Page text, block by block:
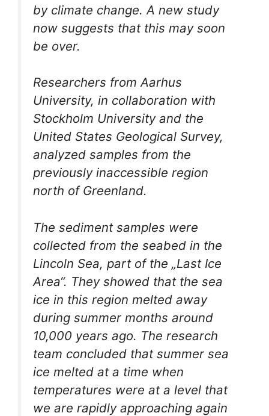
by climate change. A new study
now suggests that this may soon
be over.
Researchers from Aarhus
University, in collaboration with
Stockholm University and the
United States Geological Survey,
analyzed samples from the
previously inaccessible region
north of Greenland.
The sediment samples were
collected from the seabed in the
Lincoln Sea, part of the „Last Ice
Area“. They showed that the sea
ice in this region melted away
during summer months around
10,000 years ago. The research
team concluded that summer sea
ice melted at a time when
temperatures were at a level that
we are rapidly approaching again